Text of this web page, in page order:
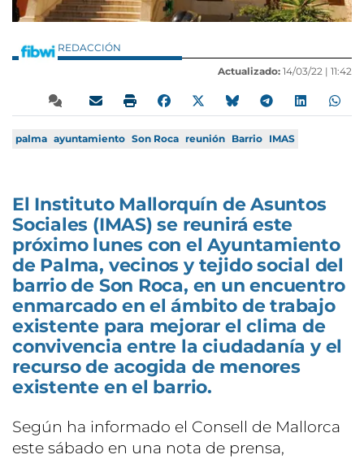
REDACCIÓN
Actualizado: 14/03/22 | 11:42
palma ayuntamiento Son Roca reunión Barrio IMAS
El Instituto Mallorquín de Asuntos
Sociales (IMAS) se reunirá este
próximo lunes con el Ayuntamiento
de Palma, vecinos y tejido social del
barrio de Son Roca, en un encuentro
enmarcado en el ámbito de trabajo
existente para mejorar el clima de
convivencia entre la ciudadanía y el
recurso de acogida de menores
existente en el barrio.
Según ha informado el Consell de Mallorca
este sábado en una nota de prensa,